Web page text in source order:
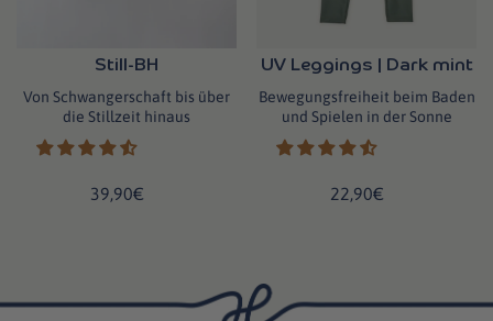
Still-BH
Von Schwangerschaft bis über
die Stillzeit hinaus
39,90€
UV Leggings | Dark mint
Bewegungsfreiheit beim Baden
und Spielen in der Sonne
22,90€